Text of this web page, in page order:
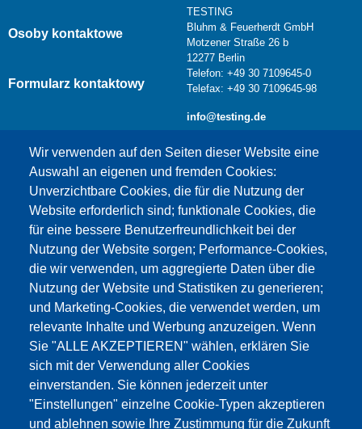
Wir verwenden auf den Seiten dieser Website eine
Auswahl an eigenen und fremden Cookies:
Unverzichtbare Cookies, die für die Nutzung der
Website erforderlich sind; funktionale Cookies, die
für eine bessere Benutzerfreundlichkeit bei der
Nutzung der Website sorgen; Performance-Cookies,
die wir verwenden, um aggregierte Daten über die
Nutzung der Website und Statistiken zu generieren;
und Marketing-Cookies, die verwendet werden, um
relevante Inhalte und Werbung anzuzeigen. Wenn
Sie "ALLE AKZEPTIEREN" wählen, erklären Sie
sich mit der Verwendung aller Cookies
einverstanden. Sie können jederzeit unter
"Einstellungen" einzelne Cookie-Typen akzeptieren
und ablehnen sowie Ihre Zustimmung für die Zukunft
Osoby kontaktowe
Formularz kontaktowy
TESTING
Bluhm & Feuerherdt GmbH
Motzener Straße 26 b
12277 Berlin
Telefon: +49 30 7109645-0
Telefax: +49 30 7109645-98
info@testing.de
Dieser Inhalt ist blockiert, da die Google Maps
Cookies nicht akzeptiert wurden.
NUR DIE GOOGLE MAPS COOKIES
AKZEPTIEREN.
Alle Cookies akzeptieren